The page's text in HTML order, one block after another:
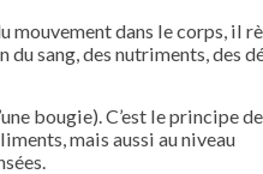
mouvement dans le corps, il
sang, des nutriments, des
bougie). C’est le principe
mais aussi au niveau